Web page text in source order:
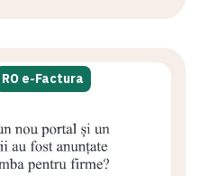
RO e-Factura